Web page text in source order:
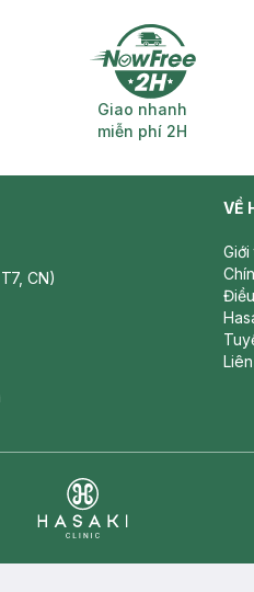
thoáng mát, tránh ánh mặt trời và
nhận hàng Giao nhanh
Giao nhanh
miễn phí 2H
CN)
VỀ